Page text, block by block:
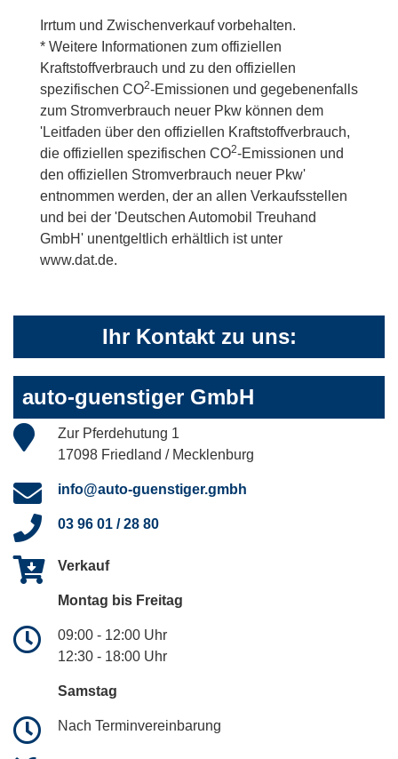
Irrtum und Zwischenverkauf vorbehalten.
* Weitere Informationen zum offiziellen
Kraftstoffverbrauch und zu den offiziellen
spezifischen CO2-Emissionen und gegebenenfalls
zum Stromverbrauch neuer Pkw können dem
'Leitfaden über den offiziellen Kraftstoffverbrauch,
die offiziellen spezifischen CO2-Emissionen und
den offiziellen Stromverbrauch neuer Pkw'
entnommen werden, der an allen Verkaufsstellen
und bei der 'Deutschen Automobil Treuhand
GmbH' unentgeltlich erhältlich ist unter
www.dat.de.
Ihr Kontakt zu uns:
auto-guenstiger GmbH
Zur Pferdehutung 1
17098 Friedland / Mecklenburg
info@auto-guenstiger.gmbh
03 96 01 / 28 80
Verkauf
Montag bis Freitag
09:00 - 12:00 Uhr
12:30 - 18:00 Uhr
Samstag
Nach Terminvereinbarung